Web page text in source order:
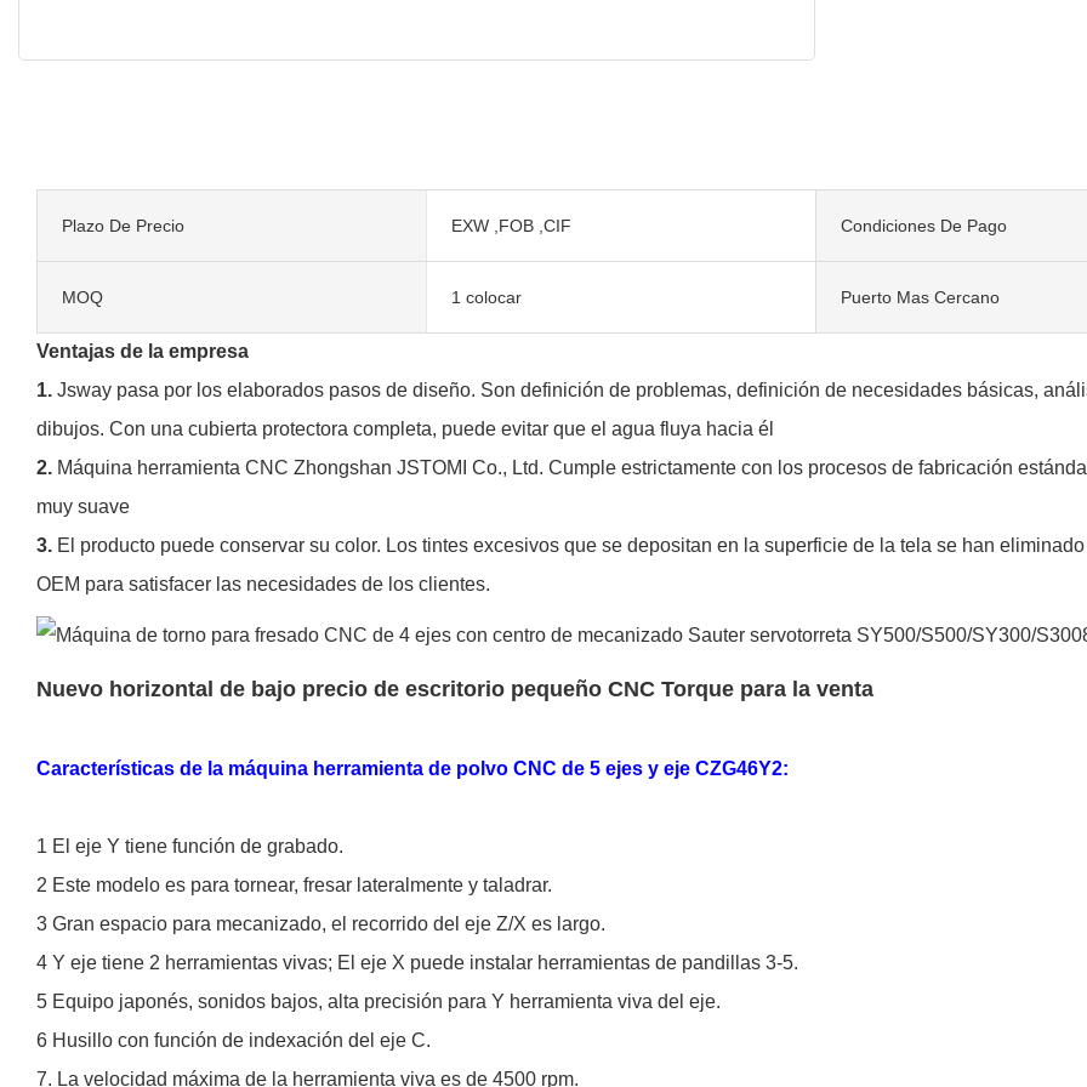
Plazo De Precio EXW ,FOB ,CIF Condiciones De Pago
MOQ 1 colocar Puerto Mas Cercano
Ventajas de la empresa
1. Jsway pasa por los elaborados pasos de diseño. Son definición de problemas, definición de necesidades básicas,
dibujos. Con una cubierta protectora completa, puede evitar que el agua fluya hacia él
2. Máquina herramienta CNC Zhongshan JSTOMI Co., Ltd. Cumple estrictamente con los procesos de fabricación
muy suave
3. El producto puede conservar su color. Los tintes excesivos que se depositan en la superficie de la tela se han
OEM para satisfacer las necesidades de los clientes.
Nuevo horizontal de bajo precio de escritorio pequeño CNC Torque para la venta
Características de la máquina herramienta de polvo CNC de 5 ejes y eje CZG46Y2:
1 El eje Y tiene función de grabado.
2 Este modelo es para tornear, fresar lateralmente y taladrar.
3 Gran espacio para mecanizado, el recorrido del eje Z/X es largo.
4 Y eje tiene 2 herramientas vivas; El eje X puede instalar herramientas de pandillas 3-5.
5 Equipo japonés, sonidos bajos, alta precisión para Y herramienta viva del eje.
6 Husillo con función de indexación del eje C.
7. La velocidad máxima de la herramienta viva es de 4500 rpm.